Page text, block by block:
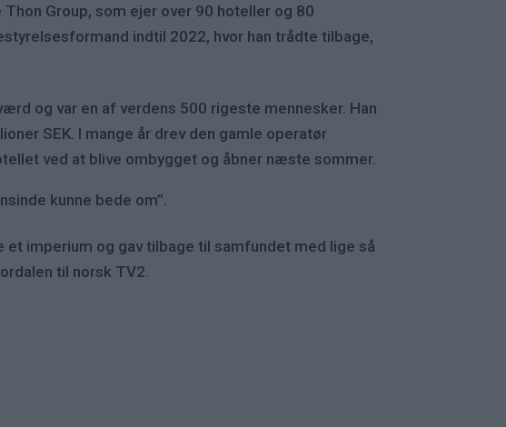
Group, som ejer over 90 hoteller og 80
indtil 2022, hvor han trådte tilbage,
og var en af verdens 500 rigeste mennesker. Han
SEK. I mange år drev den gamle operatør
ved at blive ombygget og åbner næste sommer.
kunne bede om”.
et imperium og gav tilbage til samfundet med lige så
til norsk TV2.